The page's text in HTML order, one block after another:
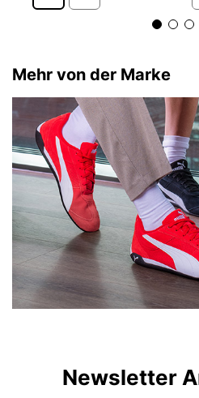
Mehr von der Marke
Newsletter